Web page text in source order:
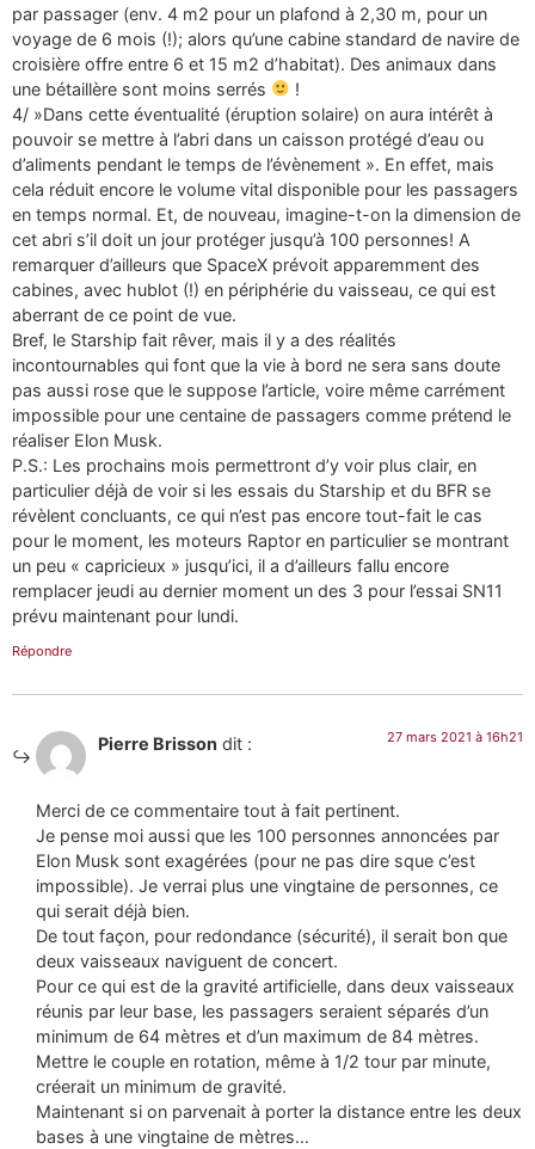
par passager (env. 4 m2 pour un plafond à 2,30 m, pour un
voyage de 6 mois (!); alors qu’une cabine standard de navire de
croisière offre entre 6 et 15 m2 d’habitat). Des animaux dans
une bétaillère sont moins serrés
!
4/ »Dans cette éventualité (éruption solaire) on aura intérêt à
pouvoir se mettre à l’abri dans un caisson protégé d’eau ou
d’aliments pendant le temps de l’évènement ». En effet, mais
cela réduit encore le volume vital disponible pour les passagers
en temps normal. Et, de nouveau, imagine-t-on la dimension de
cet abri s’il doit un jour protéger jusqu’à 100 personnes! A
remarquer d’ailleurs que SpaceX prévoit apparemment des
cabines, avec hublot (!) en périphérie du vaisseau, ce qui est
aberrant de ce point de vue.
Bref, le Starship fait rêver, mais il y a des réalités
incontournables qui font que la vie à bord ne sera sans doute
pas aussi rose que le suppose l’article, voire même carrément
impossible pour une centaine de passagers comme prétend le
réaliser Elon Musk.
P.S.: Les prochains mois permettront d’y voir plus clair, en
particulier déjà de voir si les essais du Starship et du BFR se
révèlent concluants, ce qui n’est pas encore tout-fait le cas
pour le moment, les moteurs Raptor en particulier se montrant
un peu « capricieux » jusqu’ici, il a d’ailleurs fallu encore
remplacer jeudi au dernier moment un des 3 pour l’essai SN11
prévu maintenant pour lundi.
Répondre
Pierre Brisson dit : 27 mars 2021 à 16h21
Merci de ce commentaire tout à fait pertinent.
Je pense moi aussi que les 100 personnes annoncées par
Elon Musk sont exagérées (pour ne pas dire sque c’est
impossible). Je verrai plus une vingtaine de personnes, ce
qui serait déjà bien.
De tout façon, pour redondance (sécurité), il serait bon que
deux vaisseaux naviguent de concert.
Pour ce qui est de la gravité artificielle, dans deux vaisseaux
réunis par leur base, les passagers seraient séparés d’un
minimum de 64 mètres et d’un maximum de 84 mètres.
Mettre le couple en rotation, même à 1/2 tour par minute,
créerait un minimum de gravité.
Maintenant si on parvenait à porter la distance entre les deux
bases à une vingtaine de mètres…